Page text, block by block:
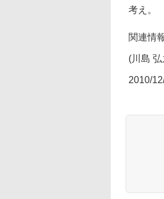
考え。
関連情
(川島
2010/